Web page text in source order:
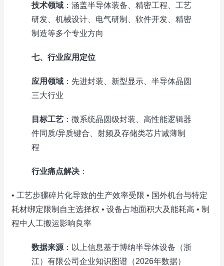
技术领域 ：涵盖半导体装备、精密工程、工艺
研发、机械设计、电气研制、软件开发、精密
制造等多个专业方向
七、行业应用定位
应用领域 ：先进封装、新型显示、半导体晶圆
三大行业
目标工艺 ：微系统晶圆级封装、高性能逻辑器
件同质/异质键合、射频及存储类芯片减薄制
程
行业痛点解决 ：
• 工艺步骤碎片化导致的生产效率受限 • 国外机台与特定
耗材绑定限制自主选择权 • 设备占地面积大及能耗高 • 制
程中人工搬运影响良率
数据来源 ：以上信息基于博纳半导体设备（浙
江）有限公司企业知识图谱（2026年数据）